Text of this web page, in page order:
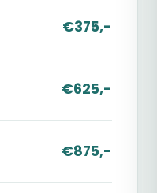
het aantal
traject met mij
aanpak
€375,-
€625,-
€875,-